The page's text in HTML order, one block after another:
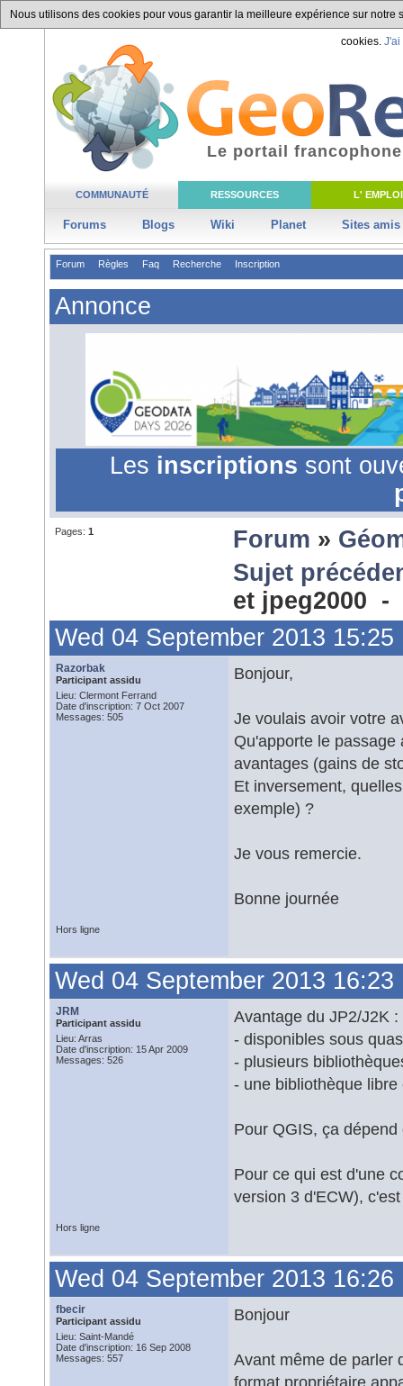
Nous utilisons des cookies pour vous garantir la meilleure expérience sur
cookies. J'ai
COMMUNAUTÉ RESSOURCES L' EMPLOI
Forums Blogs Wiki Planet Sites amis
Le portail
Forum Règles Faq Recherche Inscription
Annonce
Les inscriptions sont
Pages: 1 Forum »
Sujet
et jpeg2000 -
Wed 04 September 2013 15:25
Razorbak
Participant assidu
Lieu: Clermont Ferrand
Date d'inscription: 7 Oct 2007
Messages: 505
Bonjour,
Je voulais avoir votre
Qu'apporte le
avantages (gains de
Et inversement,
exemple) ?
Je vous remercie.
Bonne journée
Hors ligne
Wed 04 September 2013 16:23
JRM
Participant assidu
Lieu: Arras
Date d'inscription: 15 Apr 2009
Messages: 526
Avantage du JP2/J2K :
- disponibles sous
- plusieurs
- une bibliothèque
Pour QGIS, ça
Pour ce qui est d'une
version 3 d'ECW),
Hors ligne
Wed 04 September 2013 16:26
fbecir
Participant assidu
Lieu: Saint-Mandé
Date d'inscription: 16 Sep 2008
Messages: 557
Bonjour
Avant même de parler
format propriétaire